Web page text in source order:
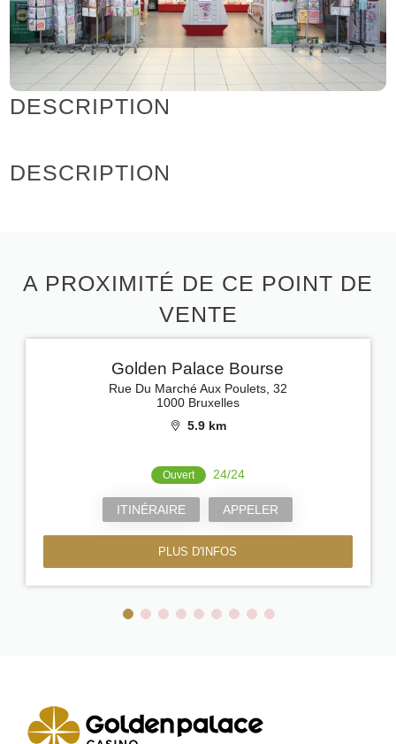
DESCRIPTION
DESCRIPTION
A PROXIMITÉ DE CE POINT DE
VENTE
Golden Palace Bourse
Rue Du Marché Aux Poulets, 32
1000 Bruxelles
5.9 km
Ouvert 24/24
ITINÉRAIRE APPELER
PLUS D'INFOS